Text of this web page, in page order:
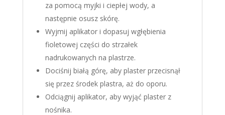
za pomocą myjki i ciepłej wody, a
następnie osusz skórę.
Wyjmij aplikator i dopasuj wgłębienia
fioletowej części do strzałek
nadrukowanych na plastrze.
Dociśnij białą górę, aby plaster przecisnął
się przez środek plastra, aż do oporu.
Odciągnij aplikator, aby wyjąć plaster z
nośnika.